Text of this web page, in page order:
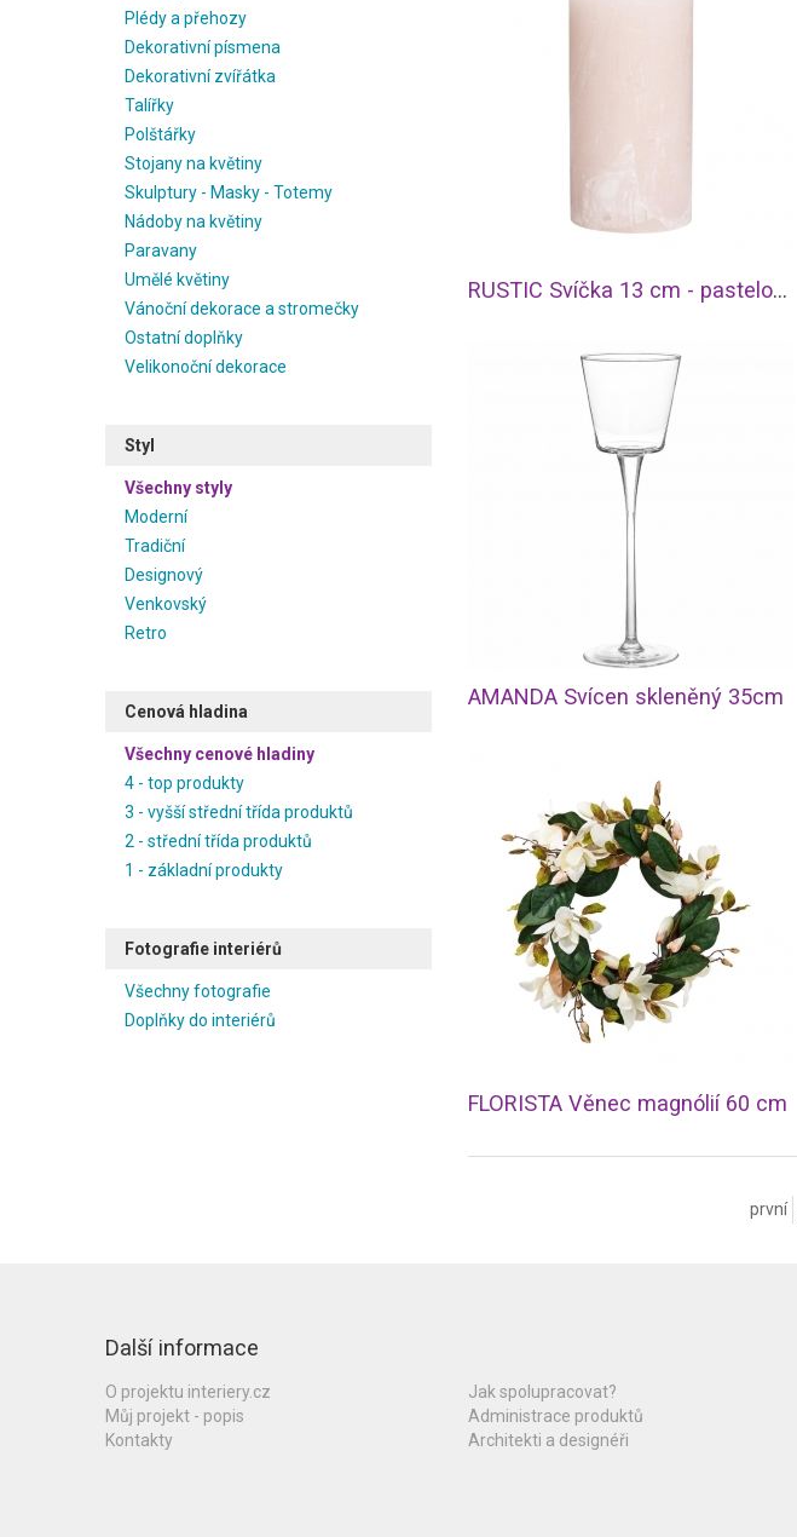
Plédy a přehozy
Dekorativní písmena
Dekorativní zvířátka
Talířky
Polštářky
Stojany na květiny
Skulptury - Masky - Totemy
Nádoby na květiny
Paravany
Umělé květiny
Vánoční dekorace a stromečky
Ostatní doplňky
Velikonoční dekorace
Styl
Všechny styly
Moderní
Tradiční
Designový
Venkovský
Retro
Cenová hladina
Všechny cenové hladiny
4 - top produkty
3 - vyšší střední třída produktů
2 - střední třída produktů
1 - základní produkty
Fotografie interiérů
Všechny fotografie
Doplňky do interiérů
RUSTIC Svíčka 13 cm - pastelově růžová
AMANDA Svícen skleněný 35cm
FLORISTA Věnec magnólií 60 cm
první
Další informace
O projektu interiery.cz
Můj projekt - popis
Kontakty
Jak spolupracovat?
Administrace produktů
Architekti a designéři